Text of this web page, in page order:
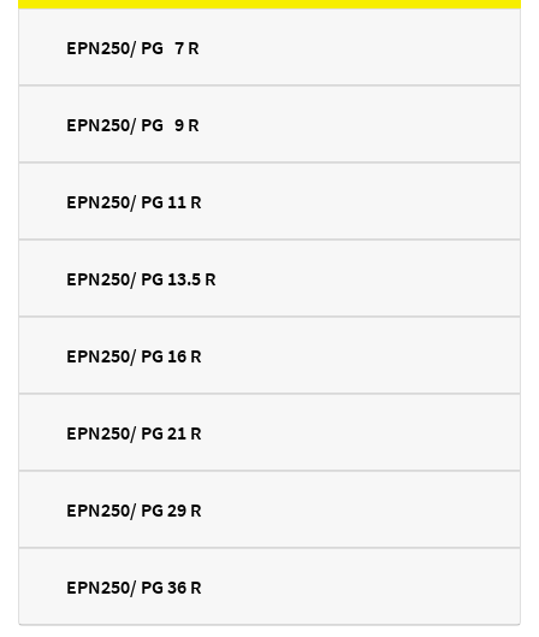
EPN250/ PG 7 R
EPN250/ PG 9 R
EPN250/ PG 11 R
EPN250/ PG 13.5 R
EPN250/ PG 16 R
EPN250/ PG 21 R
EPN250/ PG 29 R
EPN250/ PG 36 R